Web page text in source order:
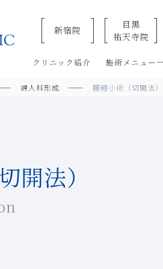
美容クリニックなら美容整
新宿院
目黒
祐天寺院
クリニック紹介 施術メニュー
婦人科形成 膣縮小術（切開法）
開法）